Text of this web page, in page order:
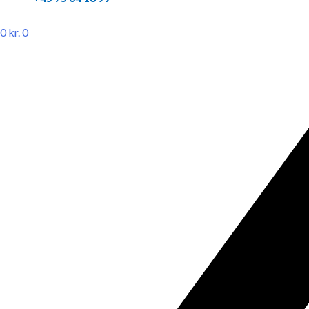
0 kr.0